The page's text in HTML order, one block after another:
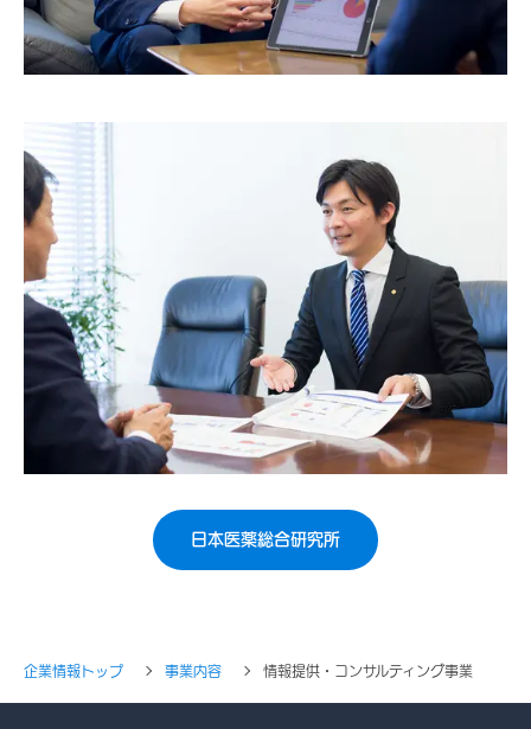
日本医薬総合研究所
企業情報トップ 事業内容 情報提供・コンサルティング事業